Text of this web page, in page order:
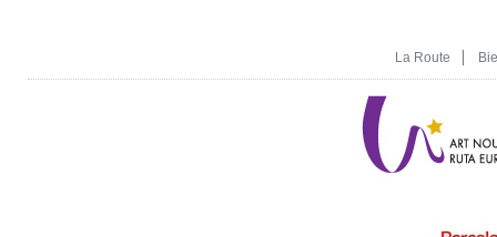
La Route